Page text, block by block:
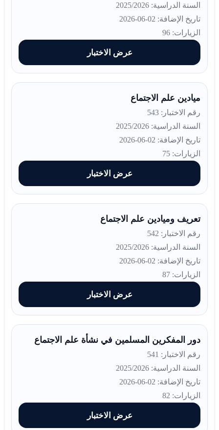
السنة الدراسية: 2025/2026
تاريخ الإضافة: 02-06-2026
الزيارات: 96
عرض الاختبار
ميادين علم الاجتماع
رقم الاختبار: 543
السنة الدراسية: 2025/2026
تاريخ الإضافة: 02-06-2026
الزيارات: 75
عرض الاختبار
تعريف وميادين علم الاجتماع
رقم الاختبار: 542
السنة الدراسية: 2025/2026
تاريخ الإضافة: 02-06-2026
الزيارات: 87
عرض الاختبار
دور المفكرين المسلمين في نشأة علم الاجتماع
رقم الاختبار: 541
السنة الدراسية: 2025/2026
تاريخ الإضافة: 02-06-2026
الزيارات: 82
عرض الاختبار